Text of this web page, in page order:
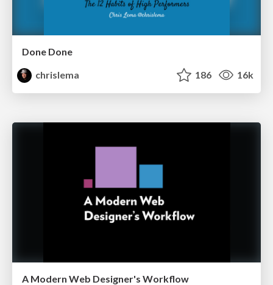
Done Done
chrislema
186 16k
A Modern Web Designer's Workflow